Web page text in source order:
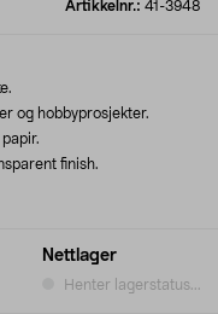
Artikkelnr.: 41-3948
Nettlager
Henter lagerstatus...
og hobbyprosjekter.
finish.